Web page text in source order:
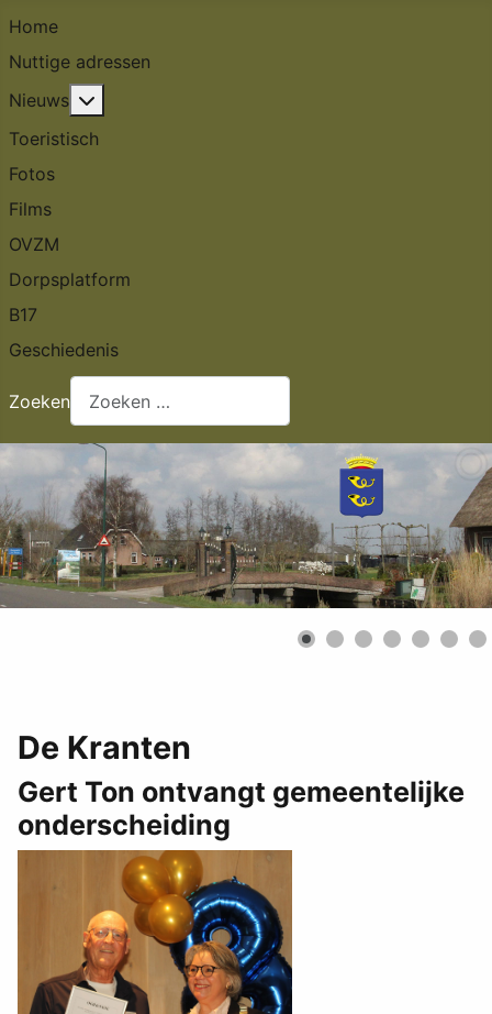
Home
Nuttige adressen
Nieuws
Toeristisch
Fotos
Films
OVZM
Dorpsplatform
B17
Geschiedenis
Zoeken
De Kranten
Gert Ton ontvangt gemeentelijke
onderscheiding